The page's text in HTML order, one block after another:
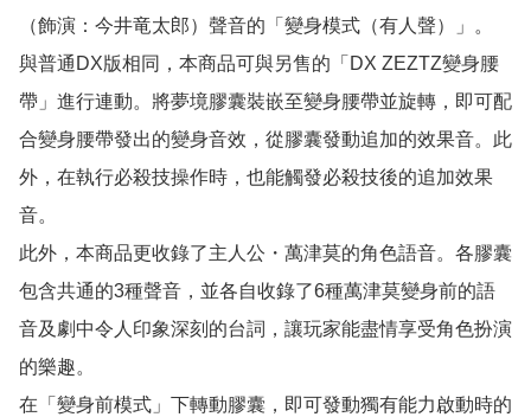
（飾演：今井竜太郎）聲音的「變身模式（有人聲）」。
與普通DX版相同，本商品可與另售的「DX ZEZTZ變身腰
帶」進行連動。將夢境膠囊裝嵌至變身腰帶並旋轉，即可配
合變身腰帶發出的變身音效，從膠囊發動追加的效果音。此
外，在執行必殺技操作時，也能觸發必殺技後的追加效果
音。
此外，本商品更收錄了主人公・萬津莫的角色語音。各膠囊
包含共通的3種聲音，並各自收錄了6種萬津莫變身前的語
音及劇中令人印象深刻的台詞，讓玩家能盡情享受角色扮演
的樂趣。
在「變身前模式」下轉動膠囊，即可發動獨有能力啟動時的